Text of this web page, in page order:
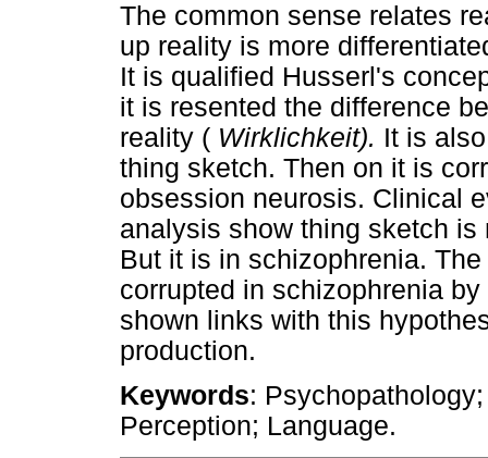
The common sense relates
up reality is more
It is qualified Husserl's
it is resented the difference
reality ( Wirklichkeit). It is
thing sketch. Then on it is
obsession neurosis. Clinical
analysis show thing sketch
But it is in schizophrenia.
corrupted in schizophrenia
shown links with this
production.
Keywords:
Perception; Language.